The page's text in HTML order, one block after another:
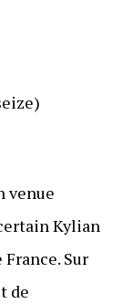
venue
Kylian
Sur
de